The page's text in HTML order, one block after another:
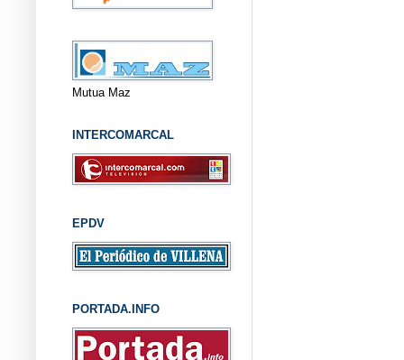
Mutua Maz
INTERCOMARCAL
EPDV
PORTADA.INFO